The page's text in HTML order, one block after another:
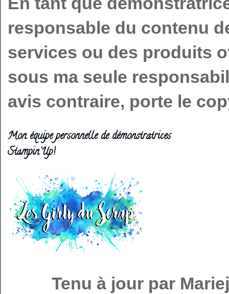
responsable du contenu
services ou des produits
sous ma seule
avis contraire, porte le
Mon équipe personnelle de démonstratrices
Stampin'Up!
Tenu à jour par